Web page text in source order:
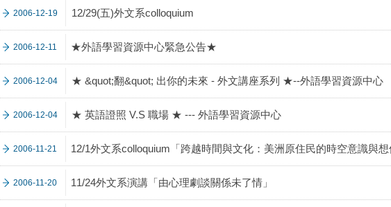
2006-12-19 12/29(五)外文系colloquium
2006-12-11 ★外語學習資源中心緊急公告★
2006-12-04 ★ &quot;翻&quot; 出你的未來 - 外文講座系列 ★--外語學習資源中心
2006-12-04 ★ 英語證照 V.S 職場 ★ --- 外語學習資源中心
2006-11-21 12/1外文系colloquium「跨越時間與文化：美洲原住民的時空意識與
2006-11-20 11/24外文系演講「由心理劇談關係未了情」